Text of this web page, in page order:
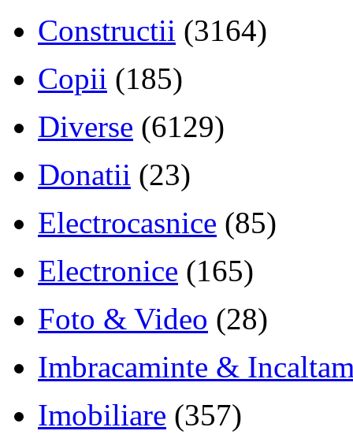
Constructii (3164)
Copii (185)
Diverse (6129)
Donatii (23)
Electrocasnice (85)
Electronice (165)
Foto & Video (28)
Imbracaminte &
Imobiliare (357)